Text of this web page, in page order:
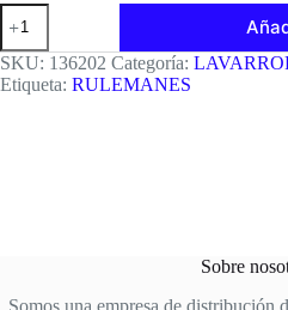
RULEMAN
6204
2RSH
SKF
136202
SKU: 136202 Categoría:
Etiqueta: RULEMANES
Sobre
Somos una empresa de distribución